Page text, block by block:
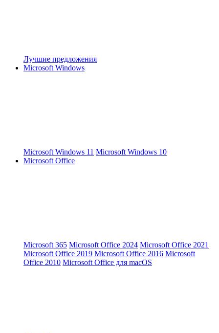
Лучшие предложения
Microsoft Windows
Microsoft Windows 11 Microsoft Windows 10
Microsoft Office
Microsoft 365 Microsoft Office 2024 Microsoft Office 2021
Microsoft Office 2019 Microsoft Office 2016 Microsoft
Office 2010 Microsoft Office для macOS